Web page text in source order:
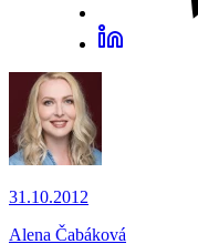
31.10.2012
Alena Čabáková